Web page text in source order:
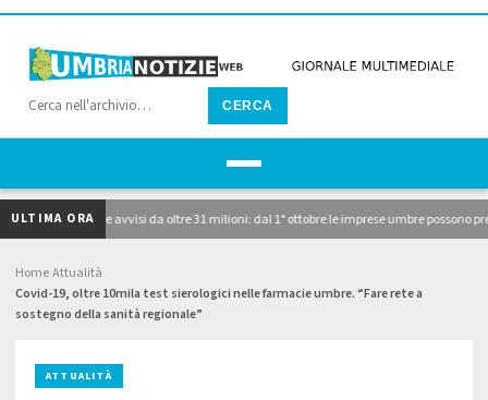
CERCA
ULTIMA ORAi due avvisi da oltre 31 milioni: dal 1° ottobre le imprese umbre possono
HomeAttualità
Covid-19, oltre 10mila test sierologici nelle farmacie umbre. “Fare rete a
sostegno della sanità regionale”
ATTUALITÀ